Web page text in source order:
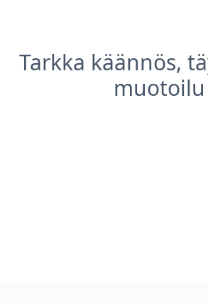
Tarkka käännös,
muotoilu